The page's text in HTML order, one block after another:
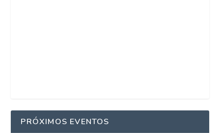
PRÓXIMOS EVENTOS